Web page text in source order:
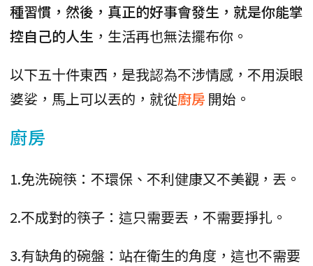
種習慣，然後，真正的好事會發生，就是你能掌
控自己的人生 ，生活再也無法擺布你。
以下五十件東西，是我認為不涉情感，不用淚眼
婆娑，馬上可以丟的，就從廚房 開始。
廚房
1.免洗碗筷：不環保、不利健康又不美觀，丟。
2.不成對的筷子：這只需要丟，不需要掙扎。
3.有缺角的碗盤：站在衛生的角度，這也不需要